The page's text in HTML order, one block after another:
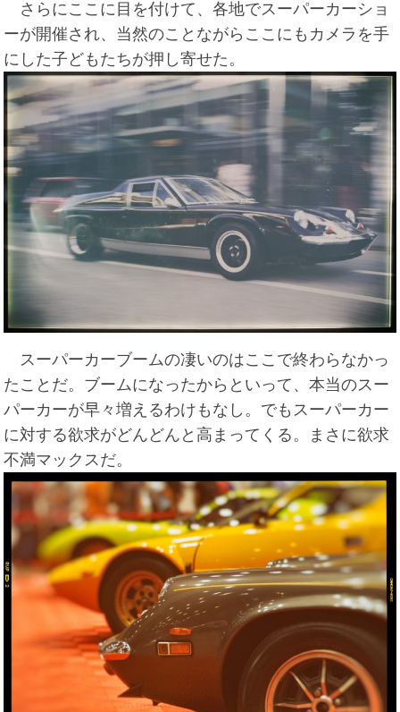
さらにここに目を付けて、各地でスーパーカーショ
ーが開催され、当然のことながらここにもカメラを手
にした子どもたちが押し寄せた。
スーパーカーブームの凄いのはここで終わらなかっ
たことだ。ブームになったからといって、本当のスー
パーカーが早々増えるわけもなし。でもスーパーカー
に対する欲求がどんどんと高まってくる。まさに欲求
不満マックスだ。